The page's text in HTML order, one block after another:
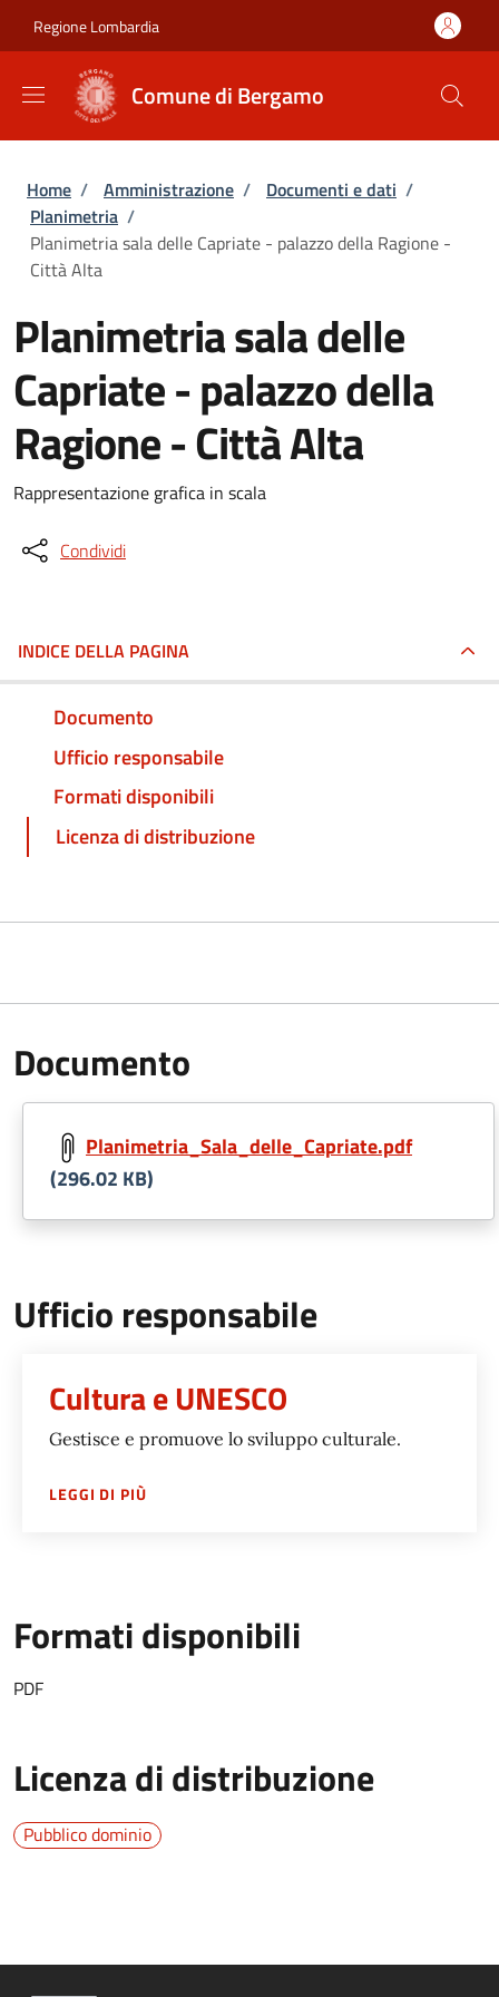
Regione Lombardia
Comune di Bergamo
Briciole di pane
Home / Amministrazione / Documenti e dati /
Planimetria /
Planimetria sala delle Capriate - palazzo della Ragione -
Città Alta
Planimetria sala delle
Capriate - palazzo della
Ragione - Città Alta
Rappresentazione grafica in scala
Condividi
INDICE DELLA PAGINA
Documento
Ufficio responsabile
Formati disponibili
Licenza di distribuzione
Documento
Planimetria_Sala_delle_Capriate.pdf
(296.02 KB)
Ufficio responsabile
Cultura e UNESCO
Gestisce e promuove lo sviluppo culturale.
LEGGI DI PIÙSU
Formati disponibili
PDF
Licenza di distribuzione
Pubblico dominio